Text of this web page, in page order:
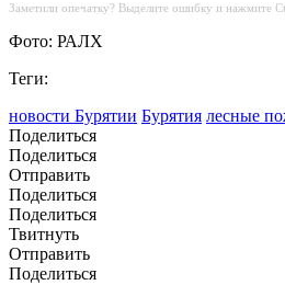
Заметили опечатку? Выделите ошибку и нажмите
Фото: РАЛХ
Теги:
новости Бурятии Бурятия лесные
Поделиться
Поделиться
Отправить
Поделиться
Поделиться
Твитнуть
Отправить
Поделиться